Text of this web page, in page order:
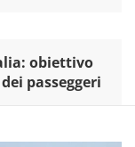
obiettivo
passeggeri